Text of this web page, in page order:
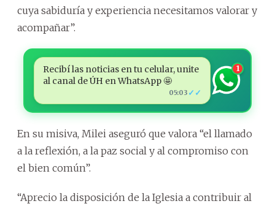
cuya sabiduría y experiencia necesitamos valorar y
acompañar”.
Recibí las noticias en tu celular, unite
al canal de ÚH en WhatsApp 🤩
05:03 ✓✓
1
En su misiva, Milei aseguró que valora “el llamado
a la reflexión, a la paz social y al compromiso con
el bien común”.
“Aprecio la disposición de la Iglesia a contribuir al